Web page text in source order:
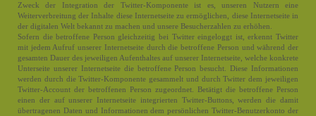
Zweck der Integration der Twitter-Komponente ist es, unseren Nutzern eine
Weiterverbreitung der Inhalte diese Internetseite zu ermöglichen, diese Internetseite in
der digitalen Welt bekannt zu machen und unsere Besucherzahlen zu erhöhen.
Sofern die betroffene Person gleichzeitig bei Twitter eingeloggt ist, erkennt Twitter
mit jedem Aufruf unserer Internetseite durch die betroffene Person und während der
gesamten Dauer des jeweiligen Aufenthaltes auf unserer Internetseite, welche konkrete
Unterseite unserer Internetseite die betroffene Person besucht. Diese Informationen
werden durch die Twitter-Komponente gesammelt und durch Twitter dem jeweiligen
Twitter-Account der betroffenen Person zugeordnet. Betätigt die betroffene Person
einen der auf unserer Internetseite integrierten Twitter-Buttons, werden die damit
übertragenen Daten und Informationen dem persönlichen Twitter-Benutzerkonto der